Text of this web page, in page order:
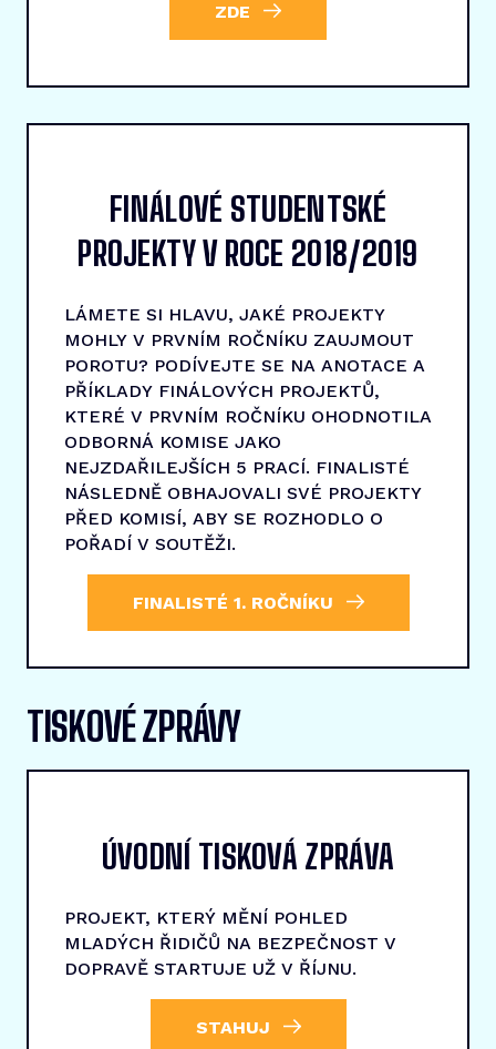
ZDE
FINÁLOVÉ STUDENTSKÉ
PROJEKTY V ROCE 2018/2019
LÁMETE SI HLAVU, JAKÉ PROJEKTY
MOHLY V PRVNÍM ROČNÍKU ZAUJMOUT
POROTU? PODÍVEJTE SE NA ANOTACE A
PŘÍKLADY FINÁLOVÝCH PROJEKTŮ,
KTERÉ V PRVNÍM ROČNÍKU OHODNOTILA
ODBORNÁ KOMISE JAKO
NEJZDAŘILEJŠÍCH 5 PRACÍ. FINALISTÉ
NÁSLEDNĚ OBHAJOVALI SVÉ PROJEKTY
PŘED KOMISÍ, ABY SE ROZHODLO O
POŘADÍ V SOUTĚŽI.
FINALISTÉ 1. ROČNÍKU
TISKOVÉ ZPRÁVY
ÚVODNÍ TISKOVÁ ZPRÁVA
PROJEKT, KTERÝ MĚNÍ POHLED
MLADÝCH ŘIDIČŮ NA BEZPEČNOST V
DOPRAVĚ STARTUJE UŽ V ŘÍJNU.
STAHUJ